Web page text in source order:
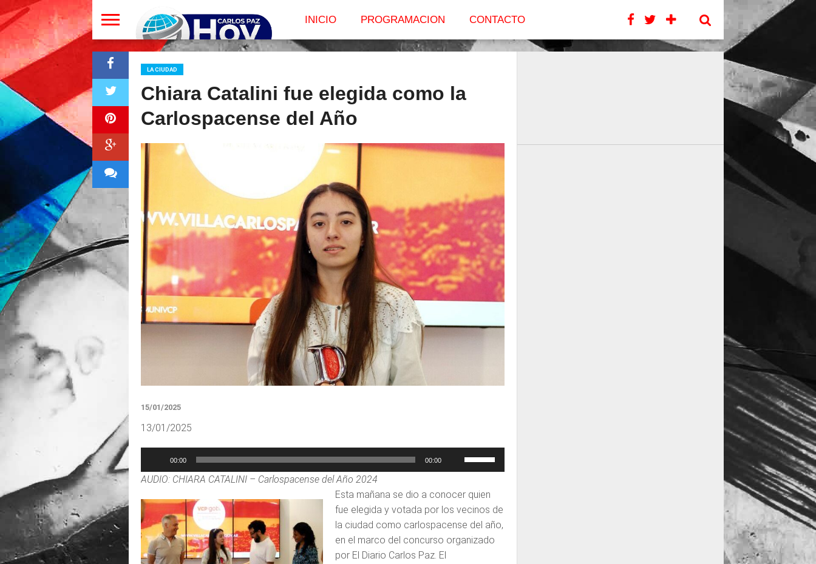
INICIO PROGRAMACION CONTACTO
LA CIUDAD
Chiara Catalini fue elegida como la
Carlospacense del Año
15/01/2025
13/01/2025
de
audio
00:00 00:00
las
de
flecha
arriba/abajo
para
AUDIO: CHIARA CATALINI – Carlospacense del Año 2024
Esta mañana se dio a conocer quien
fue elegida y votada por los vecinos de
la ciudad como carlospacense del año,
en el marco del concurso organizado
por El Diario Carlos Paz. El